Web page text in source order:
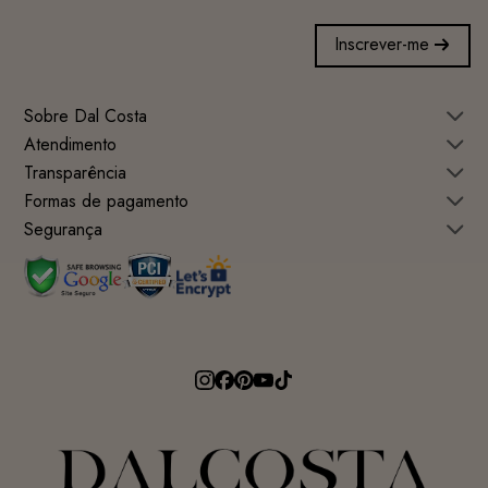
Inscrever-me
Sobre Dal Costa
Atendimento
Transparência
Formas de pagamento
Segurança